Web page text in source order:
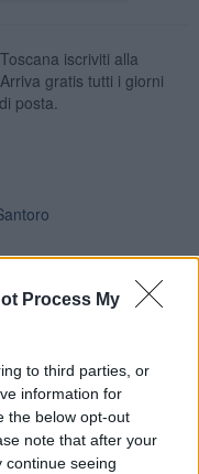
Process My
to third parties, or
information for
the below opt-out
note that after your
continue seeing
iscriviti alla
Arriva gratis tutti i giorni
posta.
della complessità
e l’impegno dei
BLU